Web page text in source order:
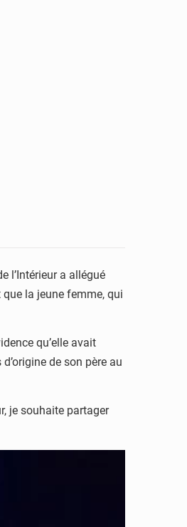
l’Intérieur a allégué
la jeune femme, qui
qu’elle avait
de son père au
je souhaite partager